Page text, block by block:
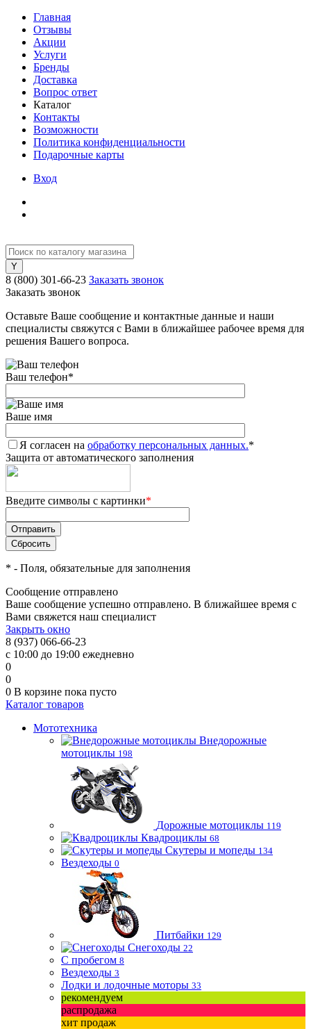
Главная
Отзывы
Акции
Услуги
Бренды
Доставка
Вопрос ответ
Каталог
Контакты
Возможности
Политика конфиденциальности
Подарочные карты
Вход
8 (800) 301-66-23 Заказать звонок
Заказать звонок
Оставьте Ваше сообщение и контактные данные и наши
специалисты свяжутся с Вами в ближайшее рабочее время для
решения Вашего вопроса.
Ваш телефон*
Ваше имя
Я согласен на обработку персональных данных.*
Защита от автоматического заполнения
Введите символы с картинки*
* - Поля, обязательные для заполнения
Сообщение отправлено
Ваше сообщение успешно отправлено. В ближайшее время с
Вами свяжется наш специалист
Закрыть окно
8 (937) 066-66-23
с 10:00 до 19:00 ежедневно
0
0
0 В корзине пока пусто
Каталог товаров
Мототехника
Внедорожные
мотоциклы 198
Дорожные мотоциклы 119
Квадроциклы 68
Скутеры и мопеды 134
Вездеходы 0
Питбайки 129
Снегоходы 22
С пробегом 8
Вездеходы 3
Лодки и лодочные моторы 33
рекомендуем
распродажа
хит продаж